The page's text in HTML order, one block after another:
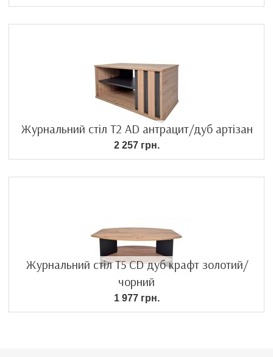
Журнальний стіл T2 AD антрацит/дуб артізан
2 257 грн.
Журнальний стіл T5 CD дуб крафт золотий/
чорний
1 977 грн.